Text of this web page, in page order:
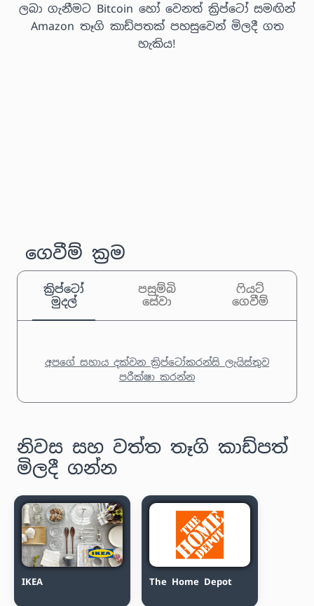
ලබා ගැනීමට Bitcoin හෝ වෙනත් ක්‍රිප්ටෝ සමඟින්
Amazon තෑගි කාඩ්පතක් පහසුවෙන් මිලදී ගත
හැකිය!
ගෙවීම් ක්‍රම
ක්‍රිප්ටෝ
මුදල්
පසුම්බි
සේවා
ෆියට්
ගෙවීම්
අපගේ සහාය දක්වන ක්‍රිප්ටෝකරන්සි ලැයිස්තුව
පරීක්ෂා කරන්න
නිවස සහ වත්ත තෑගි කාඩ්පත්
මිලදී ගන්න
IKEA The Home Depot